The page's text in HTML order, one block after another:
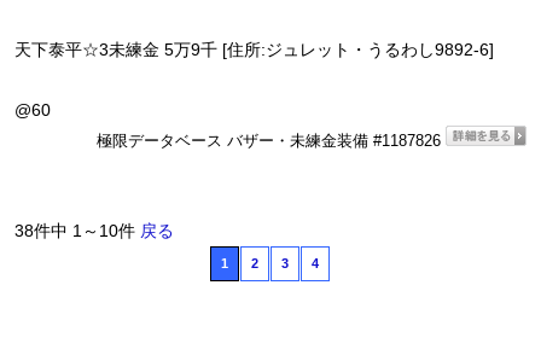
天下泰平☆3未練金 5万9千 [住所:ジュレット・うるわし9892-6]
@60
極限データベース バザー・未練金装備 #1187826
38件中 1～10件 戻る
1 2 3 4